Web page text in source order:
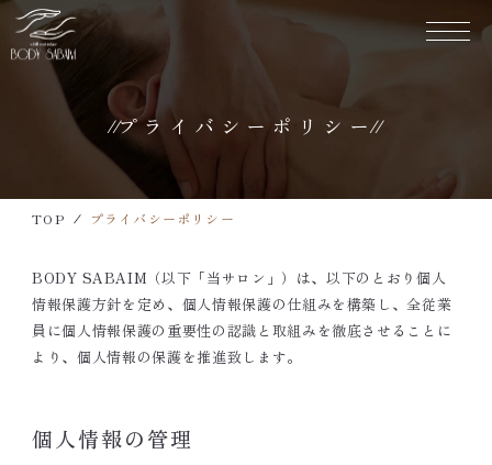
当店について
営業カレンダー
新着情報
プライバシーポリシー
TOP プライバシーポリシー
BODY SABAIM （以下「当サロン」）は、以下のとおり個人
情報保護方針を定め、個人情報保護の仕組みを構築し、全従業
員に個人情報保護の重要性の認識と取組みを徹底させることに
より、個人情報の保護を推進致します。
個人情報の管理